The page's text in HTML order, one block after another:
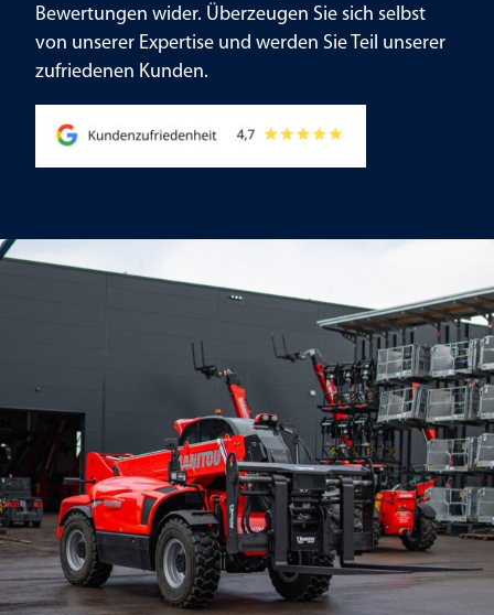
Bewertungen wider. Überzeugen Sie sich selbst
von unserer Expertise und werden Sie Teil unserer
zufriedenen Kunden.